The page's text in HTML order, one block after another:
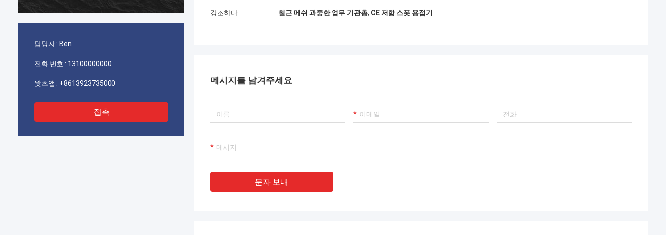
한 가치가 있습니다.
담당자 : Ben
전화 번호 : 13100000000
왓츠앱 : +8613923735000
접촉
강조하다 철근 메쉬 과중한 업무 기관총, CE 저항 스폿 용접기
메시지를 남겨주세요
문자 보내